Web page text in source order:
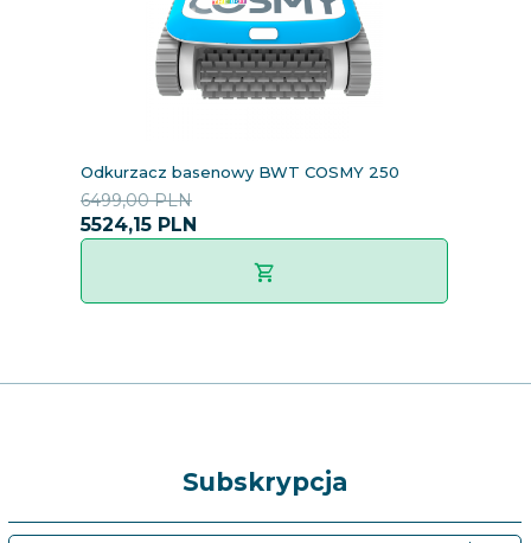
Odkurzacz basenowy BWT COSMY 250
5524,15 PLN
6499,00 PLN
Subskrypcja